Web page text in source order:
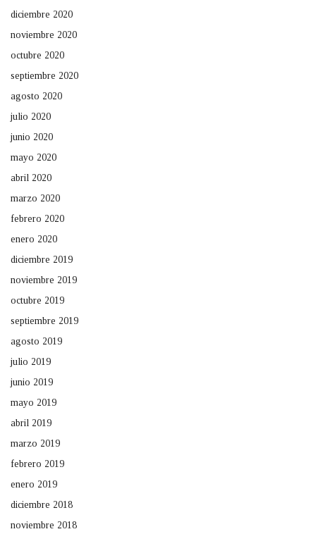
diciembre 2020
noviembre 2020
octubre 2020
septiembre 2020
agosto 2020
julio 2020
junio 2020
mayo 2020
abril 2020
marzo 2020
febrero 2020
enero 2020
diciembre 2019
noviembre 2019
octubre 2019
septiembre 2019
agosto 2019
julio 2019
junio 2019
mayo 2019
abril 2019
marzo 2019
febrero 2019
enero 2019
diciembre 2018
noviembre 2018